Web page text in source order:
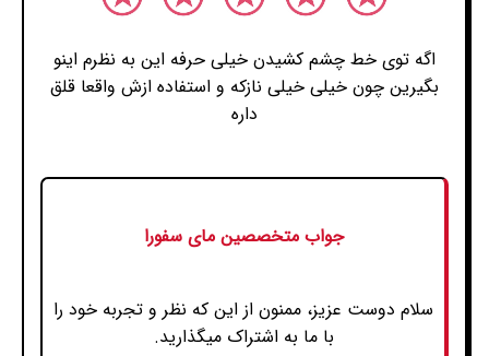
اگه توی خط چشم کشیدن خیلی حرفه این به نظرم اینو
بگیرین چون خیلی خیلی نازکه و استفاده ازش واقعا قلق
داره
جواب متخصصین مای سفورا
سلام دوست عزیز، ممنون از این که نظر و تجربه خود را
با ما به اشتراک میگذارید.